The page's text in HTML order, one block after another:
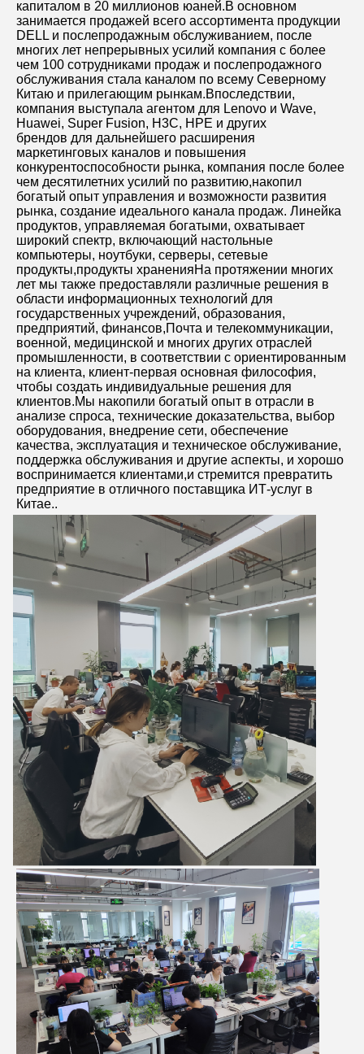
капиталом в 20 миллионов юаней.В основном
занимается продажей всего ассортимента продукции
DELL и послепродажным обслуживанием, после
многих лет непрерывных усилий компания с более
чем 100 сотрудниками продаж и послепродажного
обслуживания стала каналом по всему Северному
Китаю и прилегающим рынкам.Впоследствии,
компания выступала агентом для Lenovo и Wave,
Huawei, Super Fusion, H3C, HPE и других
брендов для дальнейшего расширения
маркетинговых каналов и повышения
конкурентоспособности рынка, компания после более
чем десятилетних усилий по развитию,накопил
богатый опыт управления и возможности развития
рынка, создание идеального канала продаж. Линейка
продуктов, управляемая богатыми, охватывает
широкий спектр, включающий настольные
компьютеры, ноутбуки, серверы, сетевые
продукты,продукты храненияНа протяжении многих
лет мы также предоставляли различные решения в
области информационных технологий для
государственных учреждений, образования,
предприятий, финансов,Почта и телекоммуникации,
военной, медицинской и многих других отраслей
промышленности, в соответствии с ориентированным
на клиента, клиент-первая основная философия,
чтобы создать индивидуальные решения для
клиентов.Мы накопили богатый опыт в отрасли в
анализе спроса, технические доказательства, выбор
оборудования, внедрение сети, обеспечение
качества, эксплуатация и техническое обслуживание,
поддержка обслуживания и другие аспекты, и хорошо
воспринимается клиентами,и стремится превратить
предприятие в отличного поставщика ИТ-услуг в
Китае..